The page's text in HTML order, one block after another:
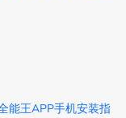
能王APP手机安装指